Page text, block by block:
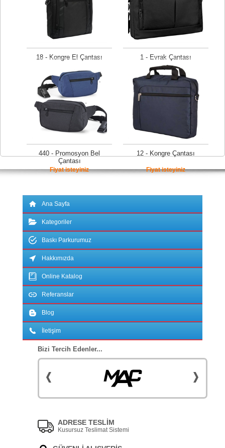
18 - Kongre El Çantası
Fiyat isteyiniz
1 - Evrak Çantası
450,00 TL
440 - Promosyon Bel
Çantası
Fiyat isteyiniz
12 - Kongre Çantası
Fiyat isteyiniz
Ana Sayfa
Kategoriler
Baskı Parkurumuz
Hakkımızda
Online Katalog
Referanslar
Blog
İletişim
Bizi Tercih Edenler...
ADRESE TESLİM
Kusursuz Teslimat Sistemi